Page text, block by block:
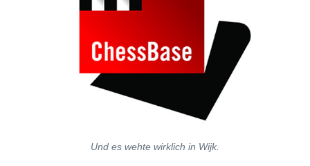
Und es wehte wirklich in Wijk.